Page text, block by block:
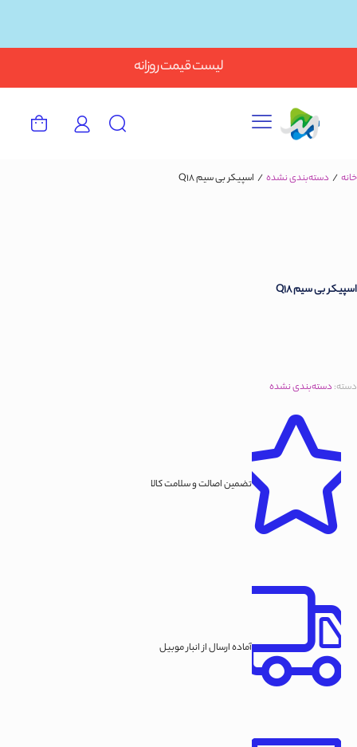
لیست قیمت روزانه
خانه / دسته‌بندی نشده / اسپیکر بی سیم Q18
اسپیکر بی سیم Q18
دسته: دسته‌بندی نشده
تضمین اصالت و سلامت کالا
آماده ارسال از انبار موبیل